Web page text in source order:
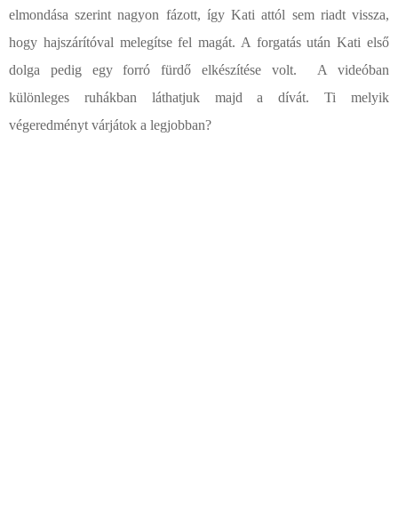
elmondása szerint nagyon fázott, így Kati attól sem riadt vissza,
hogy hajszárítóval melegítse fel magát. A forgatás után Kati első
dolga pedig egy forró fürdő elkészítése volt. A videóban
különleges ruhákban láthatjuk majd a dívát. Ti melyik
végeredményt várjátok a legjobban?